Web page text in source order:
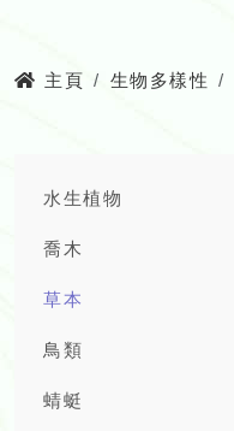
主頁 生物多樣性
水生植物
喬木
草本
鳥類
蜻蜓